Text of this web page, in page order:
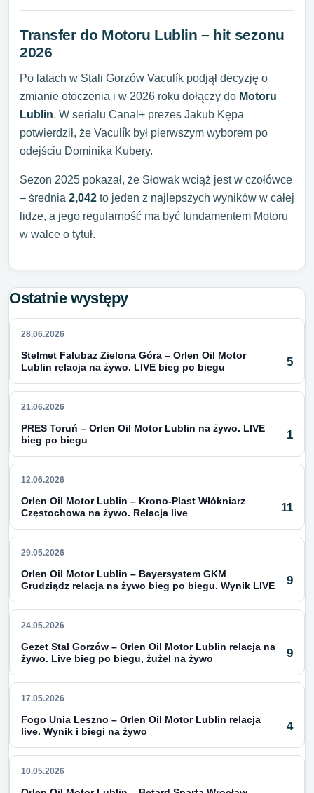
Transfer do Motoru Lublin – hit sezonu
2026
Po latach w Stali Gorzów Vaculík podjął decyzję o
zmianie otoczenia i w 2026 roku dołączy do Motoru
Lublin. W serialu Canal+ prezes Jakub Kępa
potwierdził, że Vaculík był pierwszym wyborem po
odejściu Dominika Kubery.
Sezon 2025 pokazał, że Słowak wciąż jest w czołówce
– średnia 2,042 to jeden z najlepszych wyników w całej
lidze, a jego regularność ma być fundamentem Motoru
w walce o tytuł.
Ostatnie występy
28.06.2026
Stelmet Falubaz Zielona Góra – Orlen Oil Motor
Lublin relacja na żywo. LIVE bieg po biegu
5
21.06.2026
PRES Toruń – Orlen Oil Motor Lublin na żywo. LIVE
bieg po biegu
1
12.06.2026
Orlen Oil Motor Lublin – Krono-Plast Włókniarz
Częstochowa na żywo. Relacja live
11
29.05.2026
Orlen Oil Motor Lublin – Bayersystem GKM
Grudziądz relacja na żywo bieg po biegu. Wynik LIVE
9
24.05.2026
Gezet Stal Gorzów – Orlen Oil Motor Lublin relacja na
żywo. Live bieg po biegu, żużel na żywo
9
17.05.2026
Fogo Unia Leszno – Orlen Oil Motor Lublin relacja
live. Wynik i biegi na żywo
4
10.05.2026